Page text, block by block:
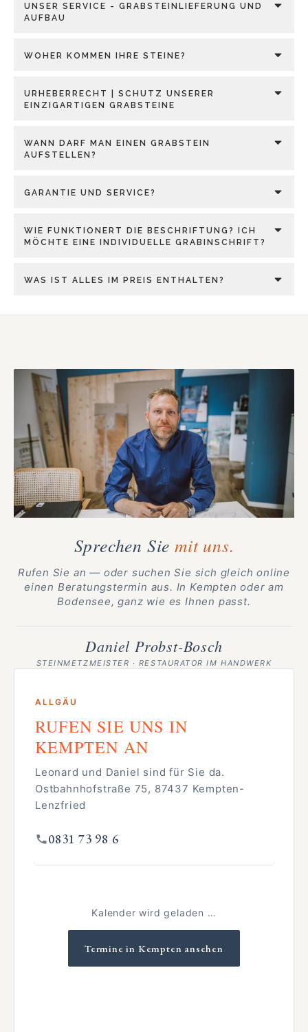
UNSER SERVICE - GRABSTEINLIEFERUNG UND
AUFBAU
WOHER KOMMEN IHRE STEINE?
URHEBERRECHT | SCHUTZ UNSERER
EINZIGARTIGEN GRABSTEINE
WANN DARF MAN EINEN GRABSTEIN
AUFSTELLEN?
GARANTIE UND SERVICE?
WIE FUNKTIONERT DIE BESCHRIFTUNG? ICH
MÖCHTE EINE INDIVIDUELLE GRABINSCHRIFT?
WAS IST ALLES IM PREIS ENTHALTEN?
Sprechen Sie mit uns.
Rufen Sie an — oder suchen Sie sich gleich online
einen Beratungstermin aus. In Kempten oder am
Bodensee, ganz wie es Ihnen passt.
Daniel Probst-Bosch
STEINMETZMEISTER · RESTAURATOR IM HANDWERK
ALLGÄU
RUFEN SIE UNS IN
KEMPTEN AN
Leonard und Daniel sind für Sie da.
Ostbahnhofstraße 75, 87437 Kempten-
Lenzfried
0831 73 98 6
Kalender wird geladen …
Termine in Kempten ansehen